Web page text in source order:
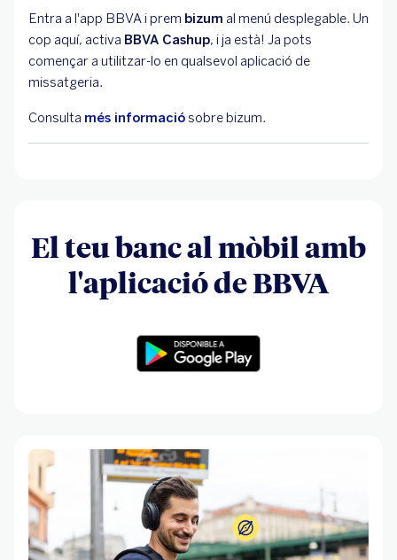
Entra a l'app BBVA i prem bizum al menú desplegable. Un
cop aquí, activa BBVA Cashup, i ja està! Ja pots
començar a utilitzar-lo en qualsevol aplicació de
missatgeria.
Consulta més informaciósobre bizum.
El teu banc al mòbil amb
l'aplicació de BBVA